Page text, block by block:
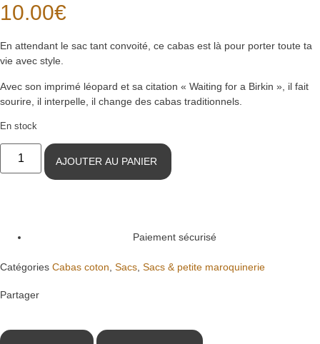
10.00€
En attendant le sac tant convoité, ce cabas est là pour porter toute ta
vie avec style.
Avec son imprimé léopard et sa citation « Waiting for a Birkin », il fait
sourire, il interpelle, il change des cabas traditionnels.
En stock
AJOUTER AU PANIER
Paiement sécurisé
Catégories Cabas coton Sacs Sacs & petite maroquinerie
Partager